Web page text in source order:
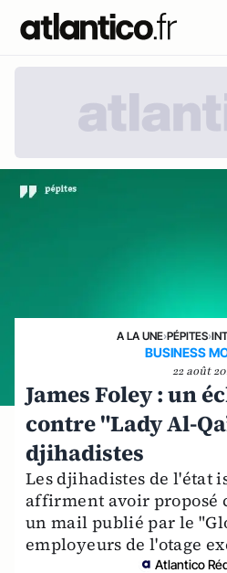
A LA UNE›PÉPITES›
BUSINESS
22 août
James Foley : un
contre "Lady Al-
djihadistes
Les djihadistes de l'état
affirment avoir proposé
un mail publié par le
employeurs de l'otage
Atlantico